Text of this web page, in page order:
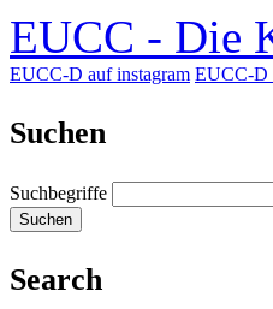
EUCC - Die
EUCC-D auf instagram EUCC-D
Suchen
Suchbegriffe
Suchen
Search